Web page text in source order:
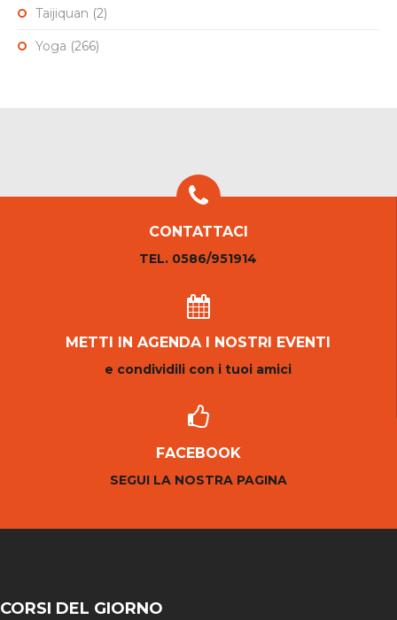
Taijiquan (2)
Yoga (266)
CONTATTACI
TEL. 0586/951914
METTI IN AGENDA I NOSTRI EVENTI
e condividili con i tuoi amici
FACEBOOK
SEGUI LA NOSTRA PAGINA
CORSI DEL GIORNO